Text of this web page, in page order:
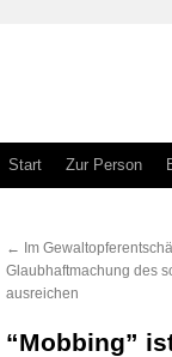
Zum
springen
Start Zur Person
← Im
Glaubhaftmachung des
ausreichen
“Mobbing”